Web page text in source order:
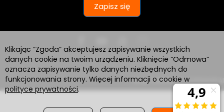
Zapisz się
Sklep internetowy SOTESHOP AI
Klikając “Zgoda” akceptujesz zapisywanie wszystkich
danych cookie na twoim urządzeniu. Kliknięcie “Odmowa”
oznacza zapisywanie tylko danych niezbędnych do
funkcjonowania strony. Więcej informacji o cookie w
polityce prywatności.